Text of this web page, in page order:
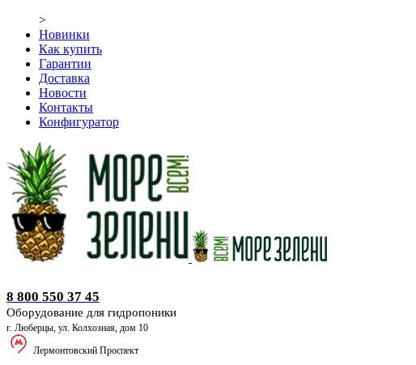
>
Новинки
Как купить
Гарантии
Доставка
Новости
Контакты
Конфигуратор
8 800 550 37 45
Оборудование для гидропоники
г. Люберцы, ул. Колхозная, дом 10
Лермонтовский Проспект